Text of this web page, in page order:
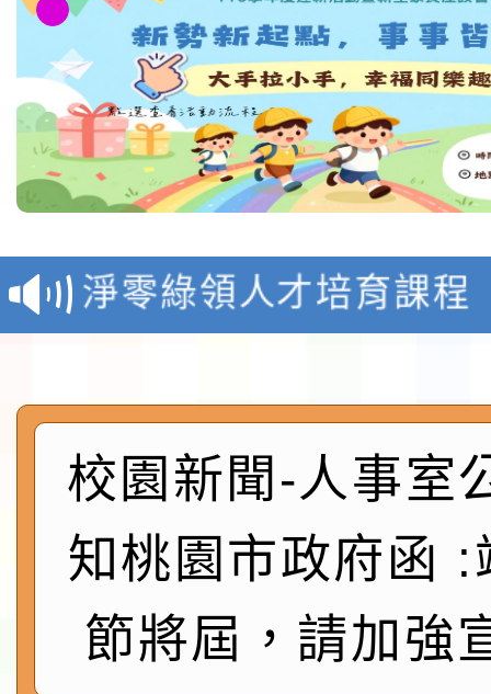
教育部校安中心白海豚
報
淨零綠領人才培育課程
檢送桃園市115學年度
及師生本土語及新住民
實施要點各1份
115年食農教育專業人
程
函轉國家通訊傳播委員
鎮韌性（防空）演習－
「115年金融知識線上
法」
本校115學年度第1學
第3次招考代課鐘點教
檢送「桃園市115學年
校園新聞-人事室
知桃園市政府函 :
節將屆，請加強